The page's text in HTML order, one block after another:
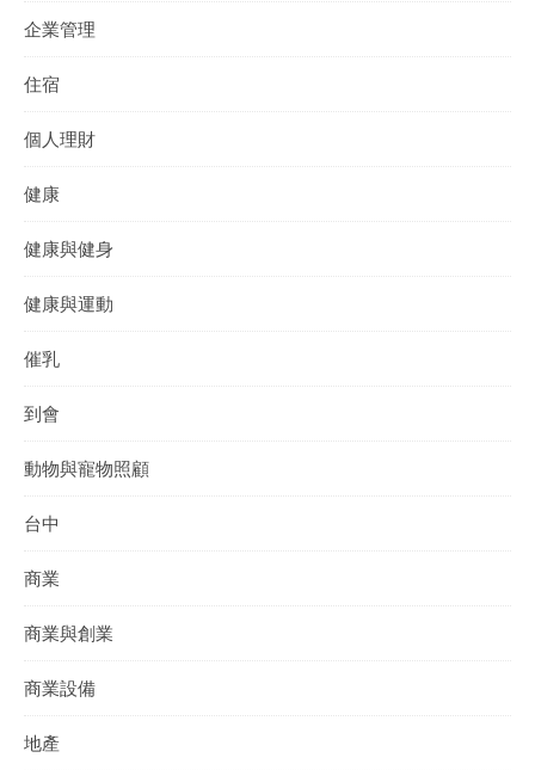
企業管理
住宿
個人理財
健康
健康與健身
健康與運動
催乳
到會
動物與寵物照顧
台中
商業
商業與創業
商業設備
地產